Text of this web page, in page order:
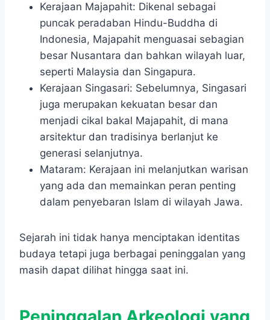
Kerajaan Majapahit: Dikenal sebagai
puncak peradaban Hindu-Buddha di
Indonesia, Majapahit menguasai sebagian
besar Nusantara dan bahkan wilayah luar,
seperti Malaysia dan Singapura.
Kerajaan Singasari: Sebelumnya, Singasari
juga merupakan kekuatan besar dan
menjadi cikal bakal Majapahit, di mana
arsitektur dan tradisinya berlanjut ke
generasi selanjutnya.
Mataram: Kerajaan ini melanjutkan warisan
yang ada dan memainkan peran penting
dalam penyebaran Islam di wilayah Jawa.
Sejarah ini tidak hanya menciptakan identitas
budaya tetapi juga berbagai peninggalan yang
masih dapat dilihat hingga saat ini.